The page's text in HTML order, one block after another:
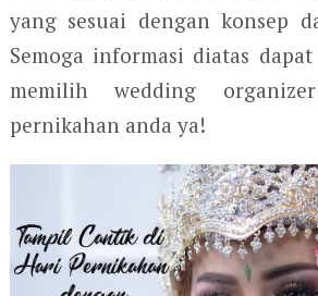
yang sesuai dengan konsep
Semoga informasi diatas
memilih wedding
pernikahan anda ya!